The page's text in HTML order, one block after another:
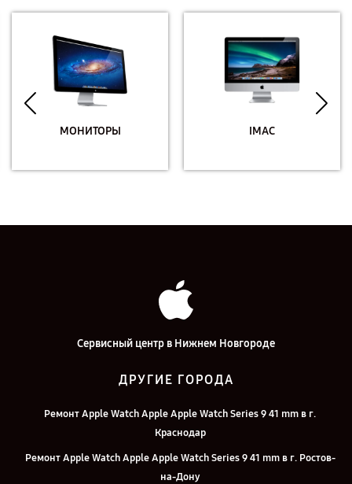
МОНИТОРЫ IMAC
Сервисный центр в Нижнем Новгороде
ДРУГИЕ ГОРОДА
Ремонт Apple Watch Apple Apple Watch Series 9 41 mm в г.
Краснодар
Ремонт Apple Watch Apple Apple Watch Series 9 41 mm в г. Ростов-
на-Дону